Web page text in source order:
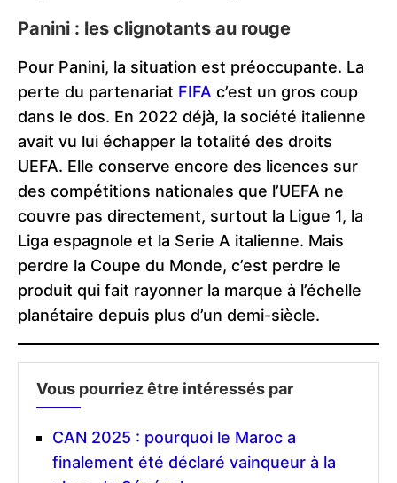
Panini : les clignotants au rouge
Pour Panini, la situation est préoccupante. La
perte du partenariat FIFA c’est un gros coup
dans le dos. En 2022 déjà, la société italienne
avait vu lui échapper la totalité des droits
UEFA. Elle conserve encore des licences sur
des compétitions nationales que l’UEFA ne
couvre pas directement, surtout la Ligue 1, la
Liga espagnole et la Serie A italienne. Mais
perdre la Coupe du Monde, c’est perdre le
produit qui fait rayonner la marque à l’échelle
planétaire depuis plus d’un demi-siècle.
Vous pourriez être intéressés par
CAN 2025 : pourquoi le Maroc a
finalement été déclaré vainqueur à la